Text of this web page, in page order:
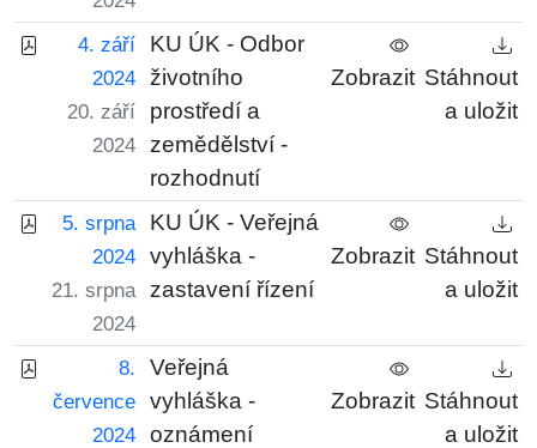
4. září
2024
20. září
2024
KU ÚK - Odbor
životního
prostředí a
zemědělství -
rozhodnutí
Zobrazit Stáhnout
a uložit
5. srpna
2024
21. srpna
2024
KU ÚK - Veřejná
vyhláška -
zastavení řízení
Zobrazit Stáhnout
a uložit
8.
července
2024
Veřejná
vyhláška -
oznámení
Zobrazit Stáhnout
a uložit